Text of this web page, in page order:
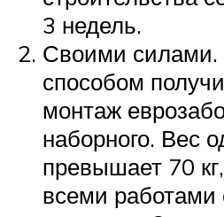
3 недель.
Своими силами.
способом
монтаж
наборного. Вес
превышает 70
всеми работами